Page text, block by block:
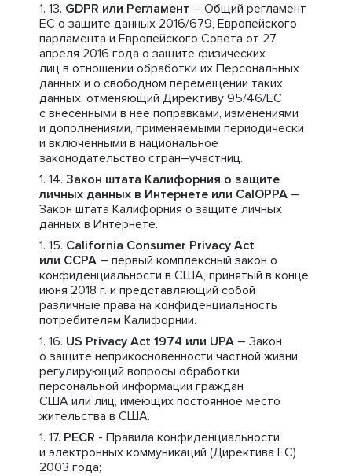
GDPR или Регламент – Общий регламент
ЕС о защите данных 2016/679, Европейского
парламента и Европейского Совета от 27
апреля 2016 года о защите физических
лиц в отношении обработки их Персональных
данных и о свободном перемещении таких
данных, отменяющий Директиву 95/46/ЕС
с внесенными в нее поправками, изменениями
и дополнениями, применяемыми периодически
и включенными в национальное
законодательство стран–участниц.
Закон штата Калифорния о защите
личных данных в Интернете или CalOPPA –
Закон штата Калифорния о защите личных
данных в Интернете.
California Consumer Privacy Act
или CCPA – первый комплексный закон о
конфиденциальности в США, принятый в конце
июня 2018 г. и представляющий собой
различные права на конфиденциальность
потребителям Калифорнии.
US Privacy Act 1974 или UPA – Закон
о защите неприкосновенности частной жизни,
регулирующий вопросы обработки
персональной информации граждан
США или лиц, имеющих постоянное место
жительства в США.
PECR - Правила конфиденциальности
и электронных коммуникаций (Директива ЕС)
2003 года;